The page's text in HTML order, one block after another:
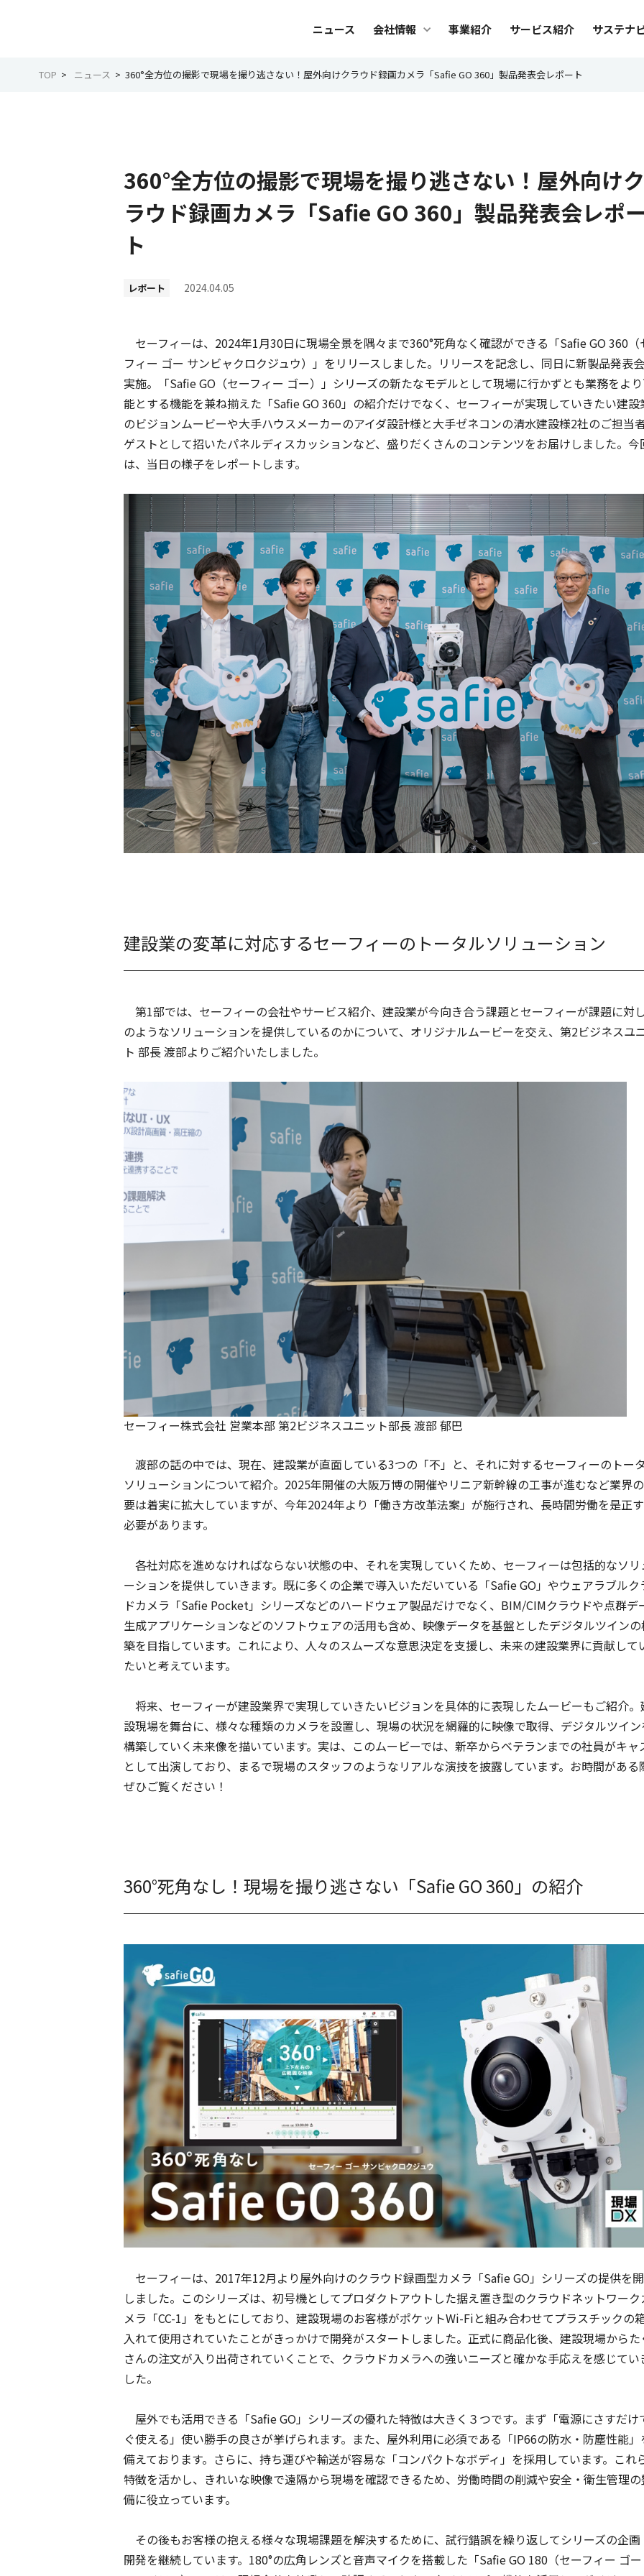
メ
ー
ニュース 会社情報
会社情報
ブランド
会社概要
アクセス
事業紹介 サービス紹介 サステナ
サス
環境
カメ
プラ
災害
教育
働き
TOP ニュース 360°全方位の撮影で現場を撮り逃さない！屋外向けクラウド録画カメラ「Safie GO 360」製品発表会レポート
360°全方位の撮影で現場を撮り逃さない！屋外向けク
ラウド録画カメラ「Safie GO 360」製品発表会レポ
ト
レポート 2024.04.05
セーフィーは、2024年1月30日に現場全景を隅々まで360°死角なく確認ができる「Safie GO 360（
フィー ゴー サンビャクロクジュウ）」をリリースしました。リリースを記念し、同日に新製品発表
実施。「Safie GO（セーフィー ゴー）」シリーズの新たなモデルとして現場に行かずとも業務をよ
能とする機能を兼ね揃えた「Safie GO 360」の紹介だけでなく、セーフィーが実現していきたい建設
のビジョンムービーや大手ハウスメーカーのアイダ設計様と大手ゼネコンの清水建設様2社のご担当
ゲストとして招いたパネルディスカッションなど、盛りだくさんのコンテンツをお届けしました。今
は、当日の様子をレポートします。
建設業の変革に対応するセーフィーのトータルソリューション
第1部では、セーフィーの会社やサービス紹介、建設業が今向き合う課題とセーフィーが課題に対
のようなソリューションを提供しているのかについて、オリジナルムービーを交え、第2ビジネスユ
ト 部長 渡部よりご紹介いたしました。
セーフィー株式会社 営業本部 第2ビジネスユニット部長 渡部 郁巴
渡部の話の中では、現在、建設業が直面している3つの「不」と、それに対するセーフィーのトー
ソリューションについて紹介。2025年開催の大阪万博の開催やリニア新幹線の工事が進むなど業界
要は着実に拡大していますが、今年2024年より「働き方改革法案」が施行され、長時間労働を是正
必要があります。
各社対応を進めなければならない状態の中、それを実現していくため、セーフィーは包括的なソリ
ーションを提供していきます。既に多くの企業で導入いただいている「Safie GO」やウェアラブルク
ドカメラ「Safie Pocket」シリーズなどのハードウェア製品だけでなく、BIM/CIMクラウドや点群デ
生成アプリケーションなどのソフトウェアの活用も含め、映像データを基盤としたデジタルツイン
築を目指しています。これにより、人々のスムーズな意思決定を支援し、未来の建設業界に貢献して
たいと考えています。
将来、セーフィーが建設業界で実現していきたいビジョンを具体的に表現したムービーもご紹介。
設現場を舞台に、様々な種類のカメラを設置し、現場の状況を網羅的に映像で取得、デジタルツイン
構築していく未来像を描いています。実は、このムービーでは、新卒からベテランまでの社員がキャ
として出演しており、まるで現場のスタッフのようなリアルな演技を披露しています。お時間がある
ぜひご覧ください！
360°死角なし！現場を撮り逃さない「Safie GO 360」の紹介
セーフィーは、2017年12月より屋外向けのクラウド録画型カメラ「Safie GO」シリーズの提供を
しました。このシリーズは、初号機としてプロダクトアウトした据え置き型のクラウドネットワーク
メラ「CC-1」をもとにしており、建設現場のお客様がポケットWi-Fiと組み合わせてプラスチックの
入れて使用されていたことがきっかけで開発がスタートしました。正式に商品化後、建設現場からた
さんの注文が入り出荷されていくことで、クラウドカメラへの強いニーズと確かな手応えを感じてい
した。
屋外でも活用できる「Safie GO」シリーズの優れた特徴は大きく３つです。まず「電源にさすだけ
ぐ使える」使い勝手の良さが挙げられます。また、屋外利用に必須である「IP66の防水・防塵性能」
備えております。さらに、持ち運びや輸送が容易な「コンパクトなボディ」を採用しています。これ
特徴を活かし、きれいな映像で遠隔から現場を確認できるため、労働時間の削減や安全・衛生管理
備に役立っています。
その後もお客様の抱える様々な現場課題を解決するために、試行錯誤を繰り返してシリーズの企画
開発を継続しています。180°の広角レンズと音声マイクを搭載した「Safie GO 180（セーフィー ゴー